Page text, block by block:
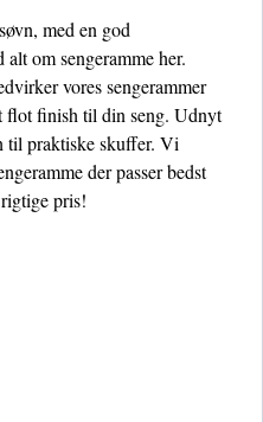
med en god
om sengeramme her.
vores sengerammer
flot finish til din seng. Udnyt
til praktiske skuffer. Vi
der passer bedst
pris!